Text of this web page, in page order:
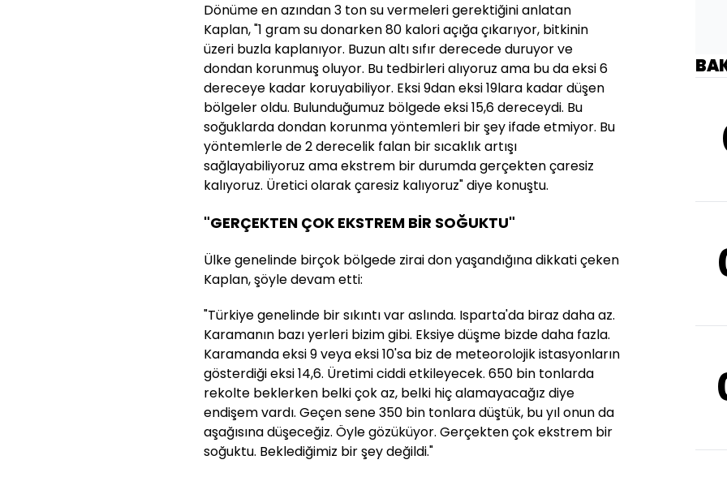
Dönüme en azından 3 ton su vermeleri gerektiğini anlatan
Kaplan, "1 gram su donarken 80 kalori açığa çıkarıyor, bitkinin
üzeri buzla kaplanıyor. Buzun altı sıfır derecede duruyor ve
dondan korunmuş oluyor. Bu tedbirleri alıyoruz ama bu da eksi 6
dereceye kadar koruyabiliyor. Eksi 9dan eksi 19lara kadar düşen
bölgeler oldu. Bulunduğumuz bölgede eksi 15,6 dereceydi. Bu
soğuklarda dondan korunma yöntemleri bir şey ifade etmiyor. Bu
yöntemlerle de 2 derecelik falan bir sıcaklık artışı
sağlayabiliyoruz ama ekstrem bir durumda gerçekten çaresiz
kalıyoruz. Üretici olarak çaresiz kalıyoruz" diye konuştu.
"GERÇEKTEN ÇOK EKSTREM BİR SOĞUKTU"
Ülke genelinde birçok bölgede zirai don yaşandığına dikkati çeken
Kaplan, şöyle devam etti:
"Türkiye genelinde bir sıkıntı var aslında. Isparta'da biraz daha az.
Karamanın bazı yerleri bizim gibi. Eksiye düşme bizde daha fazla.
Karamanda eksi 9 veya eksi 10'sa biz de meteorolojik istasyonların
gösterdiği eksi 14,6. Üretimi ciddi etkileyecek. 650 bin tonlarda
rekolte beklerken belki çok az, belki hiç alamayacağız diye
endişem vardı. Geçen sene 350 bin tonlara düştük, bu yıl onun da
aşağısına düşeceğiz. Öyle gözüküyor. Gerçekten çok ekstrem bir
soğuktu. Beklediğimiz bir şey değildi."